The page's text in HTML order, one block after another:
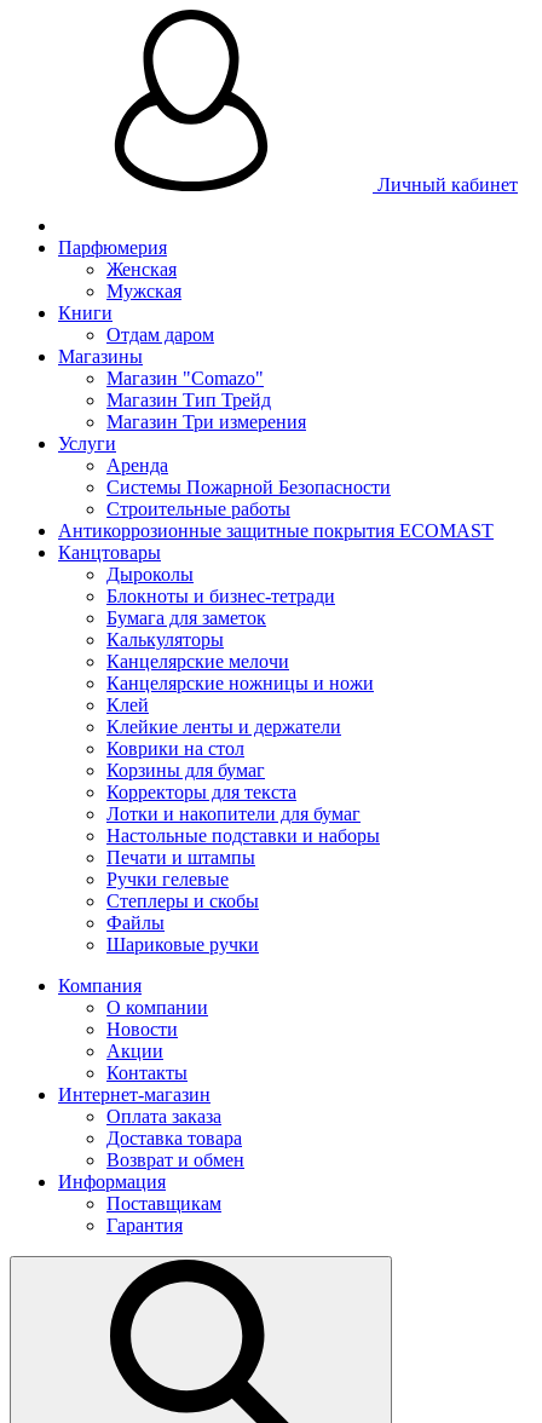
Личный кабинет
Парфюмерия
Женская
Мужская
Книги
Отдам даром
Магазины
Магазин "Comazo"
Магазин Тип Трейд
Магазин Три измерения
Услуги
Аренда
Системы Пожарной Безопасности
Строительные работы
Антикоррозионные защитные покрытия ECOMAST
Канцтовары
Дыроколы
Блокноты и бизнес-тетради
Бумага для заметок
Калькуляторы
Канцелярские мелочи
Канцелярские ножницы и ножи
Клей
Клейкие ленты и держатели
Коврики на стол
Корзины для бумаг
Корректоры для текста
Лотки и накопители для бумаг
Настольные подставки и наборы
Печати и штампы
Ручки гелевые
Степлеры и скобы
Файлы
Шариковые ручки
Компания
О компании
Новости
Акции
Контакты
Интернет-магазин
Оплата заказа
Доставка товара
Возврат и обмен
Информация
Поставщикам
Гарантия